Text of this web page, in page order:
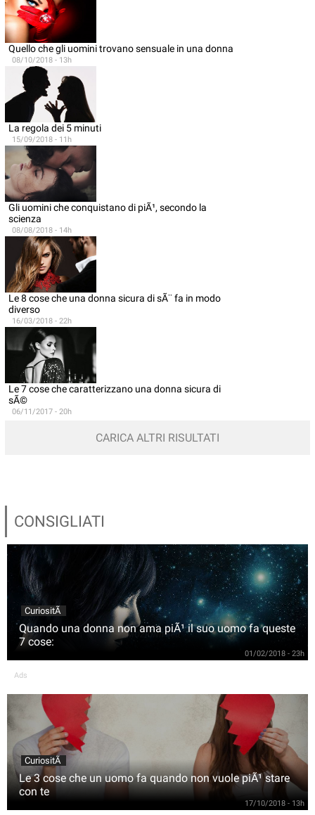
Quello che gli uomini trovano sensuale in una donna
08/10/2018 - 13h
La regola dei 5 minuti
15/09/2018 - 11h
Gli uomini che conquistano di piÃ¹, secondo la
scienza
08/08/2018 - 14h
Le 8 cose che una donna sicura di sÃ¨ fa in modo
diverso
16/03/2018 - 22h
Le 7 cose che caratterizzano una donna sicura di
sÃ©
06/11/2017 - 20h
CARICA ALTRI RISULTATI
CONSIGLIATI
CuriositÃ
Quando una donna non ama piÃ¹ il suo uomo fa queste
7 cose:
01/02/2018 - 23h
Ads
CuriositÃ
Le 3 cose che un uomo fa quando non vuole piÃ¹ stare
con te
17/10/2018 - 13h